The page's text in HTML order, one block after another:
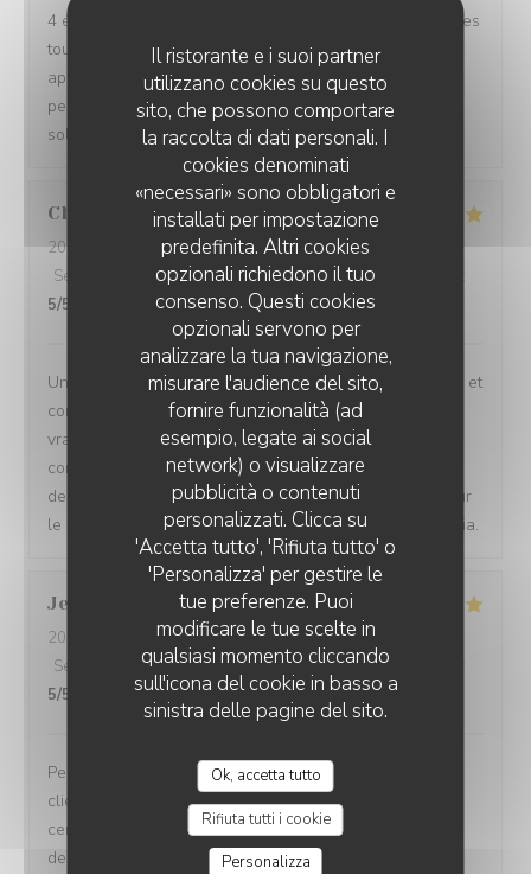
Il ristorante e i suoi partner
utilizzano cookies su questo
sito, che possono comportare
la raccolta di dati personali. I
cookies denominati
«necessari» sono obbligatori e
installati per impostazione
predefinita. Altri cookies
opzionali richiedono il tuo
consenso. Questi cookies
opzionali servono per
analizzare la tua navigazione,
misurare l'audience del sito,
fornire funzionalità (ad
esempio, legate ai social
network) o visualizzare
pubblicità o contenuti
personalizzati. Clicca su
'Accetta tutto', 'Rifiuta tutto' o
'Personalizza' per gestire le
tue preferenze. Puoi
modificare le tue scelte in
qualsiasi momento cliccando
sull'icona del cookie in basso a
sinistra delle pagine del sito.
Ok, accetta tutto
Rifiuta tutti i cookie
Personalizza
4 étoiles, tout c’est bien passé , l’andouillette au maroilles
toujours aussi incroyable ☺️, petit bémol nous avons
appris le départ de Christelle , c’est dommage c’est une
personne très compétente et souriante , un rayon de
soleil pour les clients .
Christian T
2026-08-05
- 19:45 - Ospiti 5
Servizio
Atmosfera: 5/5 Cucina: 5 /5 Qualità / Prezzo
5/5
Un restaurant très agréable : le cadre très sympathique et
convivial. Les plats bien sûr, j'ai adoré la Carbonnade
vraiment délicieuse. Mes amis (des locaux qui ne
connaissaient pas le restaurant) ont fait une vraie
decouverte et ils reviendront. Une mention speciale pour
le service tres souriant (sincere) et serviable. Merci Sonia.
Jean Jacques B
2026-08-05
- 12:30 - Ospiti 2
Servizio
/5 Atmosfera : 5/5 Cucina :5/5 Qualità / Prezzo
5/5
Personnels très compétents service très à l’écoute des
clients on se sent pas du tout oppressé comme dans
certains restaurants et le menu très bon de l’entrée au
dessert